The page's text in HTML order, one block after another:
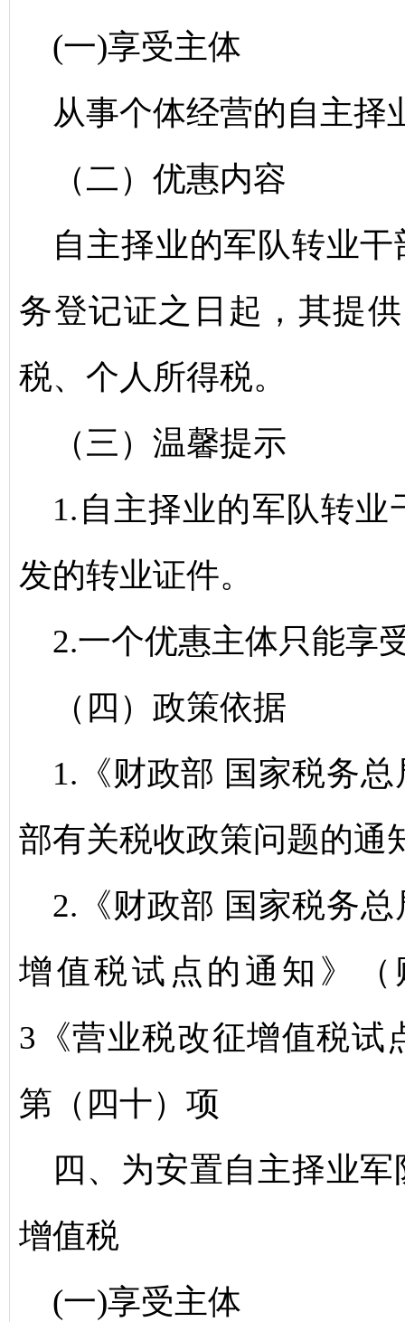
(一)享受主体
从事个体经营的自主择
（二）优惠内容
自主择业的军队转业
务登记证之日起，其提
税、个人所得税。
（三）温馨提示
1.自主择业的军队转
发的转业证件。
2.一个优惠主体只能享
（四）政策依据
1.《财政部 国家税务
部有关税收政策问题的通
2.《财政部 国家税务
增值税试点的通知》（
3《营业税改征增值税试
第（四十）项
四、为安置自主择业
增值税
(一)享受主体